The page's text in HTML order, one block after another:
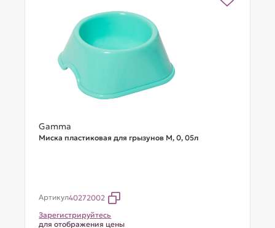
Gamma
Миска пластиковая для грызунов M, 0, 05л
Артикул40272002
Зарегистрируйтесь
для отображения цены